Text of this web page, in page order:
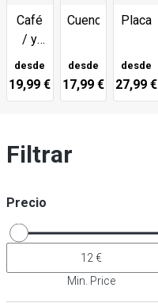
Café
/ y
platillos
desde
19,99 €
Cuencos
desde
17,99 €
Placa
desde
27,99 €
Filtrar
Precio
Min. Price